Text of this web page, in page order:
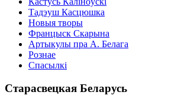
Тадэуш Касцюшка
Новыя творы
Францыск Скарына
Артыкулы пра А. Белага
Рознае
Спасылкі
Старасвецкая Беларусь